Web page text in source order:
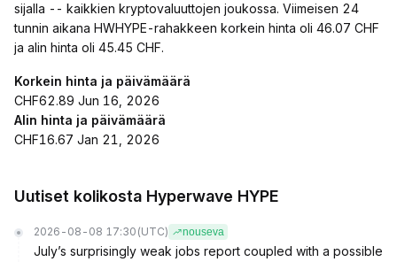
sijalla -- kaikkien kryptovaluuttojen joukossa. Viimeisen 24
tunnin aikana HWHYPE-rahakkeen korkein hinta oli 46.07 CHF
ja alin hinta oli 45.45 CHF.
Korkein hinta ja päivämäärä
CHF62.89 Jun 16, 2026
Alin hinta ja päivämäärä
CHF16.67 Jan 21, 2026
Uutiset kolikosta Hyperwave HYPE
2026-08-08 17:30 (UTC) nouseva
July’s surprisingly weak jobs report coupled with a possible